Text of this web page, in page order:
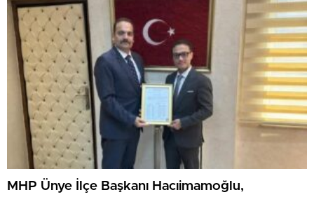
MHP Ünye İlçe Başkanı Hacıimamoğlu,